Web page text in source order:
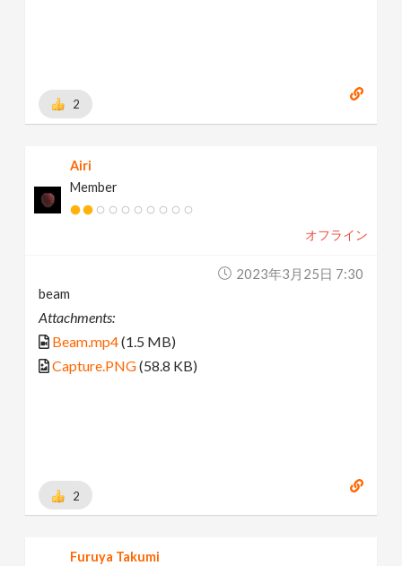
2
Airi
Member
オフライン
2023年3月25日 7:30
beam
Attachments:
Beam.mp4(1.5 MB)
Capture.PNG(58.8 KB)
2
Furuya Takumi